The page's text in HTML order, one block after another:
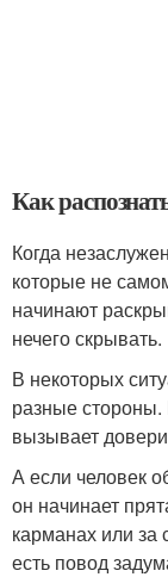
Как
Когда
которые не
начинают
нечего скрывать.
В некоторых
разные стороны.
вызывает
А если человек
он начинает
карманах или за
есть повод